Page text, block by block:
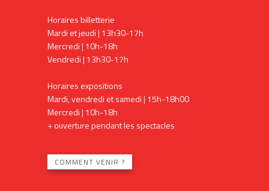
Horaires billetterie
Mardi et jeudi | 13h30-17h
Mercredi | 10h-18h
Vendredi | 13h30-17h
Horaires expositions
Mardi, vendredi et samedi | 15h-18h00
Mercredi | 10h-18h
+ ouverture pendant les spectacles
COMMENT VENIR ?